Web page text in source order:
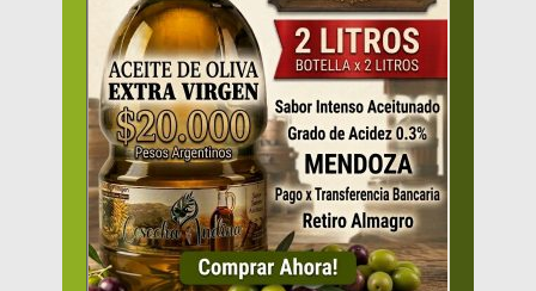
HOME
PRODUCTOS
OFERTAS
VENDER
MAYORISTAS
Mercado Oliva TV
MIS FAVORITOS
MERCADO OLIVA
ENVIOS GRATIS